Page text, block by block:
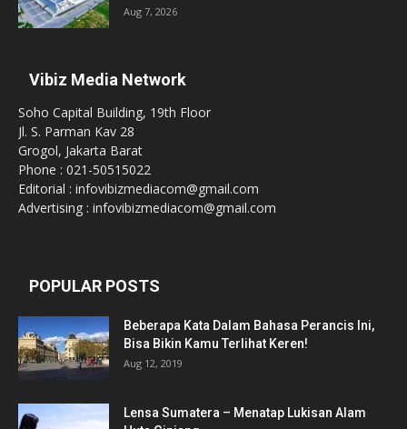
Aug 7, 2026
Vibiz Media Network
Soho Capital Building, 19th Floor
Jl. S. Parman Kav 28
Grogol, Jakarta Barat
Phone : 021-50515022
Editorial : infovibizmediacom@gmail.com
Advertising : infovibizmediacom@gmail.com
POPULAR POSTS
Beberapa Kata Dalam Bahasa Perancis Ini,
Bisa Bikin Kamu Terlihat Keren!
Aug 12, 2019
Lensa Sumatera – Menatap Lukisan Alam